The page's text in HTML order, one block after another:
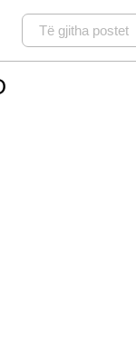
Të gjitha postet